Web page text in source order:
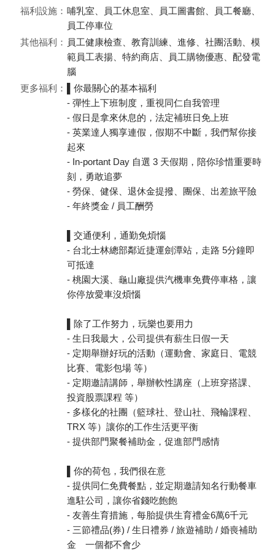
福利設施： 哺乳室、員工休息室、員工圖書館、員工餐廳、
員工停車位
其他福利： 員工健康檢查、教育訓練、進修、社團活動、模
範員工表揚、特約商店、員工購物優惠、配發電
腦
更多福利：
▌你最關心的基本福利
- 彈性上下班制度，重視同仁自我管理
- 假日是拿來休息的，法定補班日免上班
- 英業達人獨享連假，假期不中斷，我們幫你接
起來
- In-portant Day 自選 3 天假期，陪你珍惜重要時
刻，勇敢追夢
- 勞保、健保、退休金提撥、團保、出差旅平險
- 年終獎金 / 員工酬勞
▌交通便利，通勤免煩惱
- 台北士林總部鄰近捷運劍潭站，走路 5分鐘即
可抵達
- 桃園大溪、龜山廠提供汽機車免費停車格，讓
你停放愛車沒煩惱
▌除了工作努力，玩樂也要用力
- 生日我最大，公司提供有薪生日假一天
- 定期舉辦好玩的活動（運動會、家庭日、電競
比賽、電影包場 等）
- 定期邀請講師，舉辦軟性講座（上班穿搭課、
投資股票課程 等）
- 多樣化的社團（籃球社、登山社、飛輪課程、
TRX 等）讓你的工作生活更平衡
- 提供部門聚餐補助金，促進部門感情
▌你的荷包，我們很在意
- 提供同仁免費餐點，並定期邀請知名行動餐車
進駐公司，讓你省錢吃飽飽
- 友善生育措施，每胎提供生育禮金6萬6千元
- 三節禮品(券) / 生日禮券 / 旅遊補助 / 婚喪補助
金 一個都不會少